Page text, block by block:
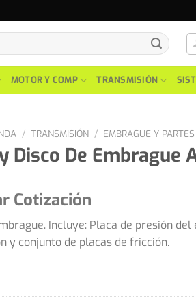
MOTOR Y COMP TRANSMISIÓN
/ TRANSMISIÓN / EMBRAGUE Y PARTES
Disco De Embrague
Cotización
Incluye: Placa de presión del
y conjunto de placas de fricción.